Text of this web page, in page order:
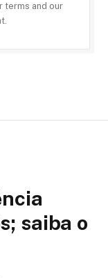
terms and our
saiba o